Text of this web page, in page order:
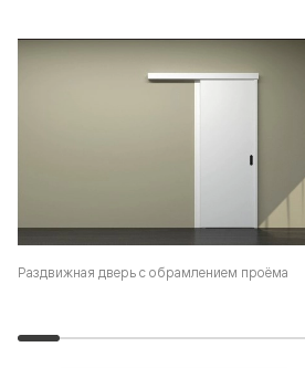
Раздвижная дверь с обрамлением проёма